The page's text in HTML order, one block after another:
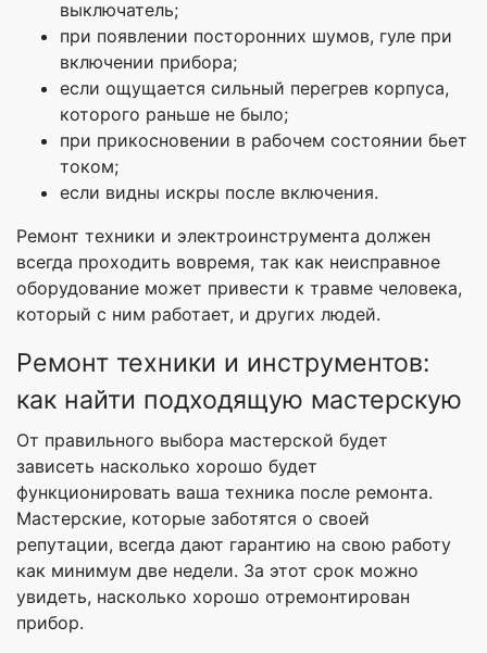
выключатель;
при появлении посторонних шумов, гуле при
включении прибора;
если ощущается сильный перегрев корпуса,
которого раньше не было;
при прикосновении в рабочем состоянии бьет
током;
если видны искры после включения.
Ремонт техники и электроинструмента должен
всегда проходить вовремя, так как неисправное
оборудование может привести к травме человека,
который с ним работает, и других людей.
Ремонт техники и инструментов:
как найти подходящую мастерскую
От правильного выбора мастерской будет
зависеть насколько хорошо будет
функционировать ваша техника после ремонта.
Мастерские, которые заботятся о своей
репутации, всегда дают гарантию на свою работу
как минимум две недели. За этот срок можно
увидеть, насколько хорошо отремонтирован
прибор.